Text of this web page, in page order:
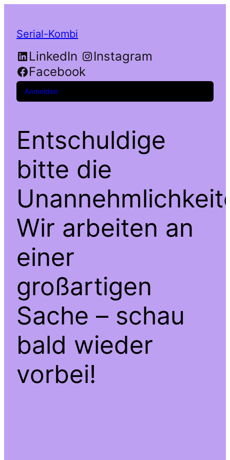
Serial-Kombi
LinkedIn
Instagram
Facebook
Anmelden
Entschuldige
bitte die
Wir arbeiten an
einer
großartigen
Sache – schau
bald wieder
vorbei!